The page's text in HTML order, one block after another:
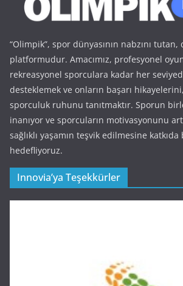
“Olimpik”, spor dünyasının nabzını
platformudur. Amacımız, profesyonel
rekreasyonel sporculara kadar her
desteklemek ve onların başarı
sporculuk ruhunu tanıtmaktır. Sporun
inanıyor ve sporcuların motivasyonunu
sağlıklı yaşamın teşvik edilmesine katkıda
hedefliyoruz.
Innovia’ya Teşekkürler